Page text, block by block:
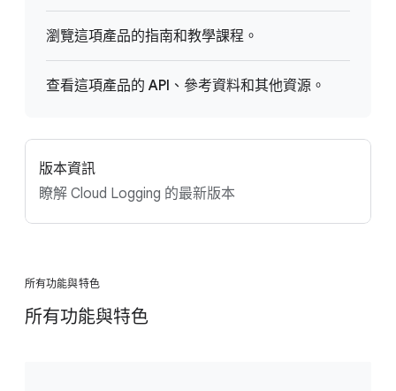
瀏覽這項產品的指南和教學課程。
查看這項產品的 API、參考資料和其他資源。
版本資訊
瞭解 Cloud Logging 的最新版本
所有功能與特色
所有功能與特色